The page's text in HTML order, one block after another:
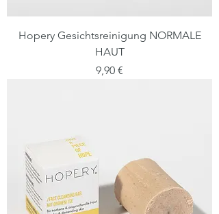
Hopery Gesichtsreinigung NORMALE
HAUT
Preis
9,90 €